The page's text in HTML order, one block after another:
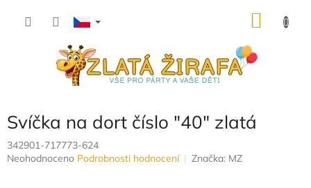
Svíčka na dort číslo "40" zlatá
342901-717773-624
Průměrné
Neohodnoceno Podrobnosti hodnocení Značka: MZ